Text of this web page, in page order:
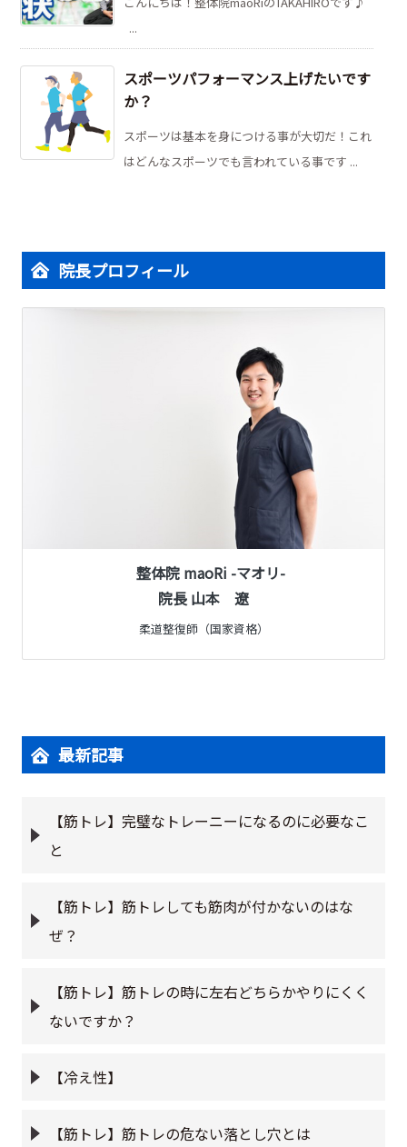
...
スポーツパフォーマンス上げたいです
か？
スポーツは基本を身につける事が大切だ！これ
はどんなスポーツでも言われている事です ...
院長プロフィール
整体院 maoRi -マオリ-
院長 山本 遼
柔道整復師（国家資格）
最新記事
【筋トレ】完璧なトレーニーになるのに必要なこ
と
【筋トレ】筋トレしても筋肉が付かないのはな
ぜ？
【筋トレ】筋トレの時に左右どちらかやりにくく
ないですか？
【冷え性】
【筋トレ】筋トレの危ない落とし穴とは